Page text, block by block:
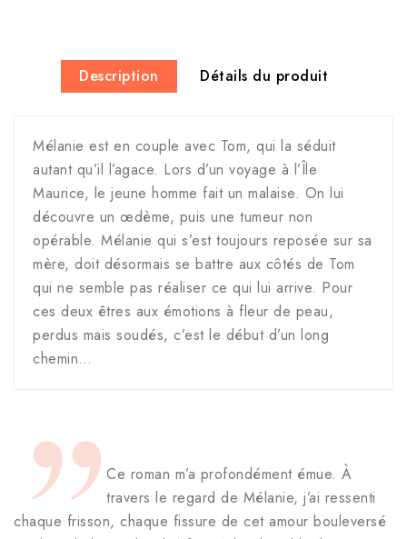
Description Détails du produit
Mélanie est en couple avec Tom, qui la séduit
autant qu’il l’agace. Lors d’un voyage à l’Île
Maurice, le jeune homme fait un malaise. On lui
découvre un œdème, puis une tumeur non
opérable. Mélanie qui s’est toujours reposée sur sa
mère, doit désormais se battre aux côtés de Tom
qui ne semble pas réaliser ce qui lui arrive. Pour
ces deux êtres aux émotions à fleur de peau,
perdus mais soudés, c’est le début d’un long
chemin…
Ce roman m’a profondément émue. À
travers le regard de Mélanie, j’ai ressenti
chaque frisson, chaque fissure de cet amour bouleversé